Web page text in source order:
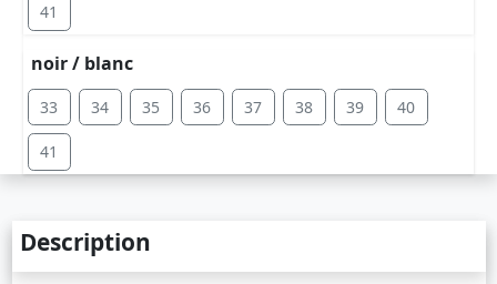
41
noir / blanc
33 34 35 36 37 38 39 40
41
Description